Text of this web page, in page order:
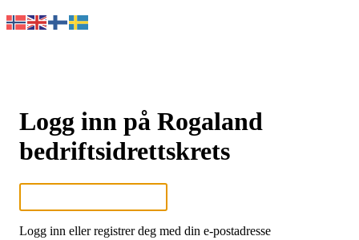
Logg inn på Rogaland
bedriftsidrettskrets
Logg inn eller registrer deg med din e-postadresse